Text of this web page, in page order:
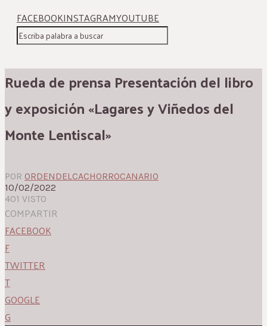
FACEBOOKINSTAGRAMYOUTUBE
Rueda de prensa Presentación del libro
y exposición «Lagares y Viñedos del
Monte Lentiscal»
POR ORDENDELCACHORROCANARIO
10/02/2022
401 VISTO
COMPARTIR
FACEBOOK
F
TWITTER
T
GOOGLE
G